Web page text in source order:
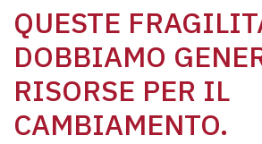
QUESTE
DOBBIAMO
RISORSE PER IL
CAMBIAMENTO.